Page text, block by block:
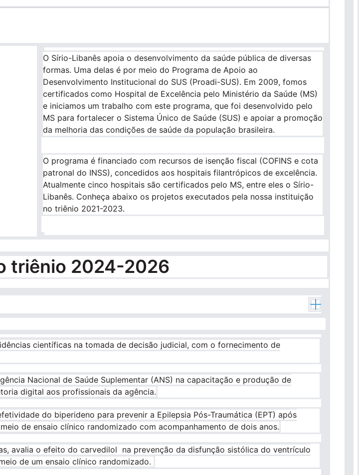
O Sírio-Libanês apoia o desenvolvimento da saúde pública de diversas
formas. Uma delas é por meio do Programa de Apoio ao
Desenvolvimento Institucional do SUS (Proadi-SUS). Em 2009, fomos
certificados como Hospital de Excelência pelo Ministério da Saúde (MS)
e iniciamos um trabalho com este programa, que foi desenvolvido pelo
MS para fortalecer o Sistema Único de Saúde (SUS) e apoiar a promoção
da melhoria das condições de saúde da população brasileira.
O programa é financiado com recursos de isenção fiscal (COFINS e cota
patronal do INSS), concedidos aos hospitais filantrópicos de excelência.
Atualmente cinco hospitais são certificados pelo MS, entre eles o Sírio-
Libanês. Conheça abaixo os projetos executados pela nossa instituição
no triênio 2021-2023.
triênio 2024-2026
científicas na tomada de decisão judicial, com o fornecimento de
Nacional de Saúde Suplementar (ANS) na capacitação e produção de
digital aos profissionais da agência.
do biperideno para prevenir a Epilepsia Pós-Traumática (EPT) após
de ensaio clínico randomizado com acompanhamento de dois anos.
avalia o efeito do carvedilol na prevenção da disfunção sistólica do ventrículo
de um ensaio clínico randomizado.